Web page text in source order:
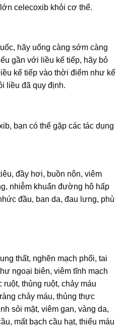
celecoxib khỏi cơ thể.
hãy uống càng sớm càng
gần với liều kế tiếp, hãy bỏ
kế tiếp vào thời điểm như kế
liều đã quy định.
bạn có thể gặp các tác dụng
đầy hơi, buồn nôn, viêm
nhiễm khuẩn đường hô hấp
đầu, ban da, đau lưng, phù
thất, nghẽn mạch phổi, tai
ngoại biên, viêm tĩnh mạch
ruột, thủng ruột, chảy máu
chảy máu, thủng thực
sỏi mặt, viêm gan, vàng da,
mất bạch cầu hạt, thiếu máu